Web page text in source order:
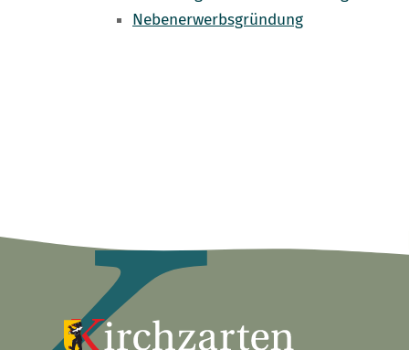
Nebenerwerbsgründung